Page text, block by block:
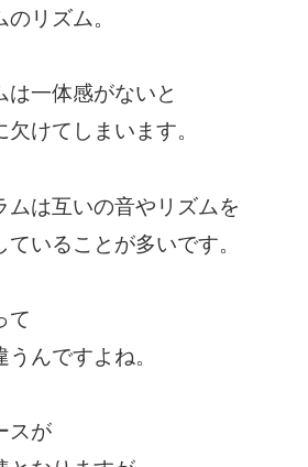
リズム。
一体感がないと
けてしまいます。
ムは互いの音やリズムを
いることが多いです。
て
んですよね。
スが